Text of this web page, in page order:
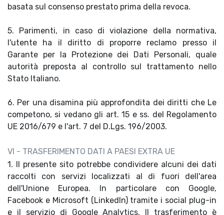
basata sul consenso prestato prima della revoca.
5. Parimenti, in caso di violazione della normativa,
l'utente ha il diritto di proporre reclamo presso il
Garante per la Protezione dei Dati Personali, quale
autorità preposta al controllo sul trattamento nello
Stato Italiano.
6. Per una disamina più approfondita dei diritti che Le
competono, si vedano gli art. 15 e ss. del Regolamento
UE 2016/679 e l'art. 7 del D.Lgs. 196/2003.
VI - TRASFERIMENTO DATI A PAESI EXTRA UE
1. Il presente sito potrebbe condividere alcuni dei dati
raccolti con servizi localizzati al di fuori dell'area
dell'Unione Europea. In particolare con Google,
Facebook e Microsoft (LinkedIn) tramite i social plug-in
e il servizio di Google Analytics. Il trasferimento è